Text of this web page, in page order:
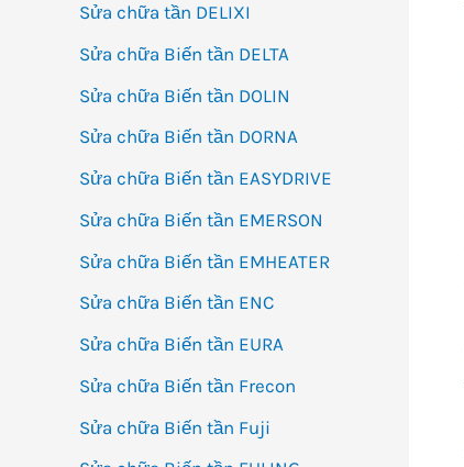
Sửa chữa tần DELIXI
Sửa chữa Biến tần DELTA
Sửa chữa Biến tần DOLIN
Sửa chữa Biến tần DORNA
Sửa chữa Biến tần EASYDRIVE
Sửa chữa Biến tần EMERSON
Sửa chữa Biến tần EMHEATER
Sửa chữa Biến tần ENC
Sửa chữa Biến tần EURA
Sửa chữa Biến tần Frecon
Sửa chữa Biến tần Fuji